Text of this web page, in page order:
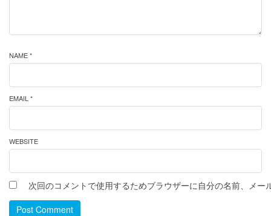
NAME *
EMAIL *
WEBSITE
次回のコメントで使用するためブラウザーに自分の名前、メー
Post Comment